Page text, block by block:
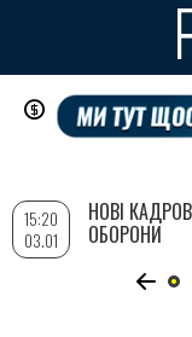
Перейти
до
вмісту
15:20
03.01
НОВІ
ОБОРОНИ